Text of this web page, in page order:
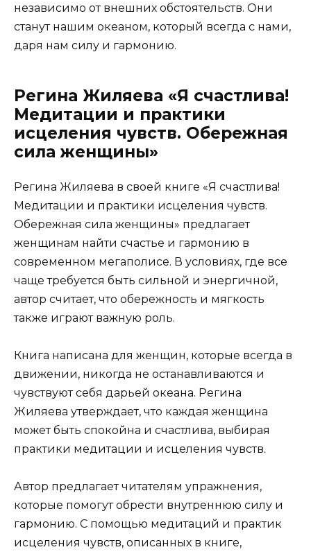
независимо от внешних обстоятельств. Они
станут нашим океаном, который всегда с нами,
даря нам силу и гармонию.
Регина Жиляева «Я счастлива!
Медитации и практики
исцеления чувств. Обережная
сила женщины»
Регина Жиляева в своей книге «Я счастлива!
Медитации и практики исцеления чувств.
Обережная сила женщины» предлагает
женщинам найти счастье и гармонию в
современном мегаполисе. В условиях, где все
чаще требуется быть сильной и энергичной,
автор считает, что обережность и мягкость
также играют важную роль.
Книга написана для женщин, которые всегда в
движении, никогда не останавливаются и
чувствуют себя дарьей океана. Регина
Жиляева утверждает, что каждая женщина
может быть спокойна и счастлива, выбирая
практики медитации и исцеления чувств.
Автор предлагает читателям упражнения,
которые помогут обрести внутреннюю силу и
гармонию. С помощью медитаций и практик
исцеления чувств, описанных в книге,